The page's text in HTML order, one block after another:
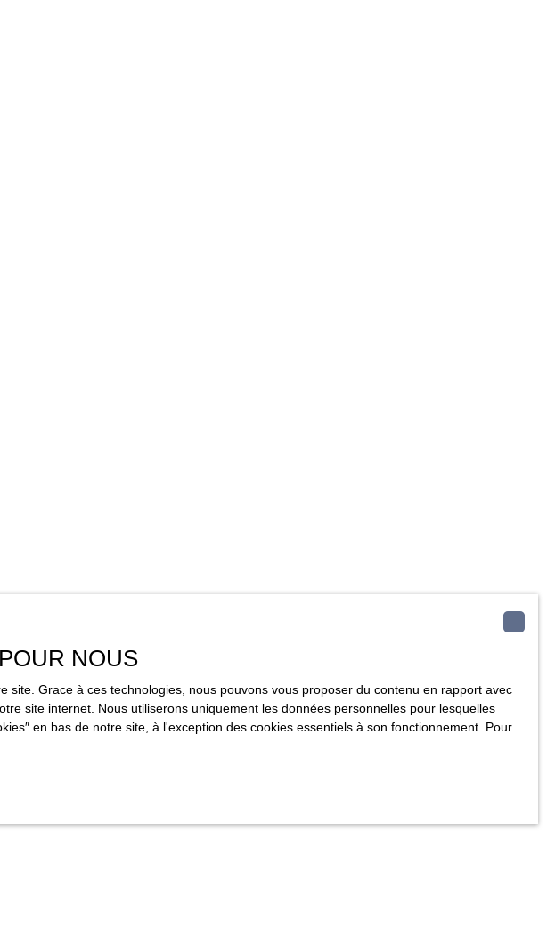
NOUS
Grace à ces technologies, nous pouvons vous proposer du contenu en rapport avec
site internet. Nous utiliserons uniquement les données personnelles pour lesquelles
en bas de notre site, à l'exception des cookies essentiels à son fonctionnement. Pour